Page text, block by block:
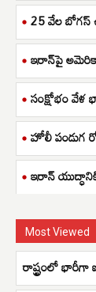
25 వేల బోగస్
ఇరాన్‌పై
సంక్షోభం
హోలీ పండుగ
ఇరాన్
Most Viewed
రాష్ట్రంలో భారీగా